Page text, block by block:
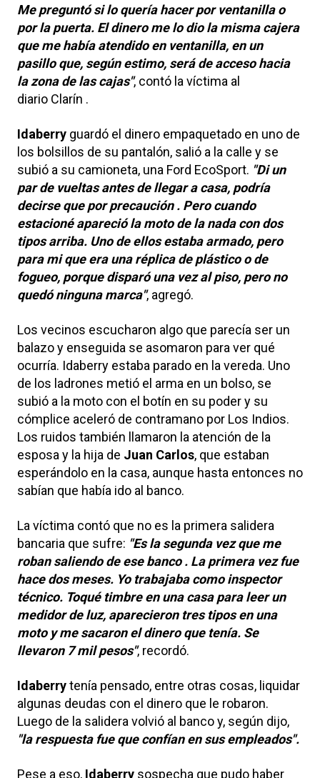
Me preguntó si lo quería hacer por ventanilla o
por la puerta. El dinero me lo dio la misma cajera
que me había atendido en ventanilla, en un
pasillo que, según estimo, será de acceso hacia
la zona de las cajas", contó la víctima al
diario Clarín .
Idaberry guardó el dinero empaquetado en uno de
los bolsillos de su pantalón, salió a la calle y se
subió a su camioneta, una Ford EcoSport. "Di un
par de vueltas antes de llegar a casa, podría
decirse que por precaución . Pero cuando
estacioné apareció la moto de la nada con dos
tipos arriba. Uno de ellos estaba armado, pero
para mi que era una réplica de plástico o de
fogueo, porque disparó una vez al piso, pero no
quedó ninguna marca", agregó.
Los vecinos escucharon algo que parecía ser un
balazo y enseguida se asomaron para ver qué
ocurría. Idaberry estaba parado en la vereda. Uno
de los ladrones metió el arma en un bolso, se
subió a la moto con el botín en su poder y su
cómplice aceleró de contramano por Los Indios.
Los ruidos también llamaron la atención de la
esposa y la hija de Juan Carlos, que estaban
esperándolo en la casa, aunque hasta entonces no
sabían que había ido al banco.
La víctima contó que no es la primera salidera
bancaria que sufre: "Es la segunda vez que me
roban saliendo de ese banco . La primera vez fue
hace dos meses. Yo trabajaba como inspector
técnico. Toqué timbre en una casa para leer un
medidor de luz, aparecieron tres tipos en una
moto y me sacaron el dinero que tenía. Se
llevaron 7 mil pesos", recordó.
Idaberrytenía pensado, entre otras cosas, liquidar
algunas deudas con el dinero que le robaron.
Luego de la salidera volvió al banco y, según dijo,
"la respuesta fue que confían en sus empleados".
Pese a eso, Idaberry sospecha que pudo haber